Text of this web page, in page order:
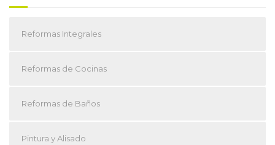
Reformas Integrales
Reformas de Cocinas
Reformas de Baños
Pintura y Alisado